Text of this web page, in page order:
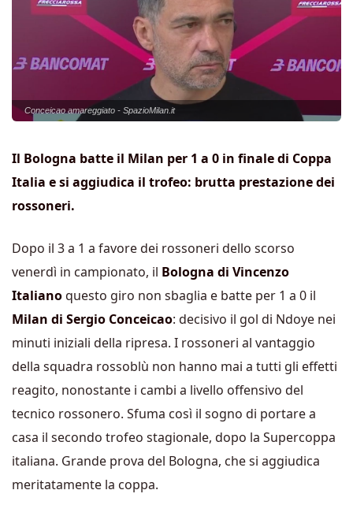
Conceicao amareggiato - SpazioMilan.it
Il Bologna batte il Milan per 1 a 0 in finale di Coppa
Italia e si aggiudica il trofeo: brutta prestazione dei
rossoneri.
Dopo il 3 a 1 a favore dei rossoneri dello scorso
venerdì in campionato, il Bologna di Vincenzo
Italianoquesto giro non sbaglia e batte per 1 a 0 il
Milan di Sergio Conceicao: decisivo il gol di Ndoye nei
minuti iniziali della ripresa. I rossoneri al vantaggio
della squadra rossoblù non hanno mai a tutti gli effetti
reagito, nonostante i cambi a livello offensivo del
tecnico rossonero. Sfuma così il sogno di portare a
casa il secondo trofeo stagionale, dopo la Supercoppa
italiana. Grande prova del Bologna, che si aggiudica
meritatamente la coppa.